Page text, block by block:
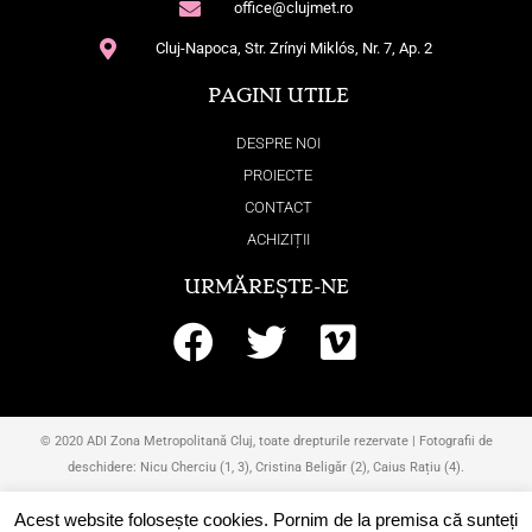
office@clujmet.ro
Cluj-Napoca, Str. Zrínyi Miklós, Nr. 7, Ap. 2
PAGINI UTILE
DESPRE NOI
PROIECTE
CONTACT
ACHIZIȚII
URMĂREȘTE-NE
F
c
e
T
i
t
t
V
m
e
o
© 2020 ADI Zona Metropolitană Cluj, toate drepturile rezervate | Fotografii de
deschidere: Nicu Cherciu (1, 3), Cristina Beligăr (2), Caius Rațiu (4).
Acest website folosește cookies. Pornim de la premisa că sunteți